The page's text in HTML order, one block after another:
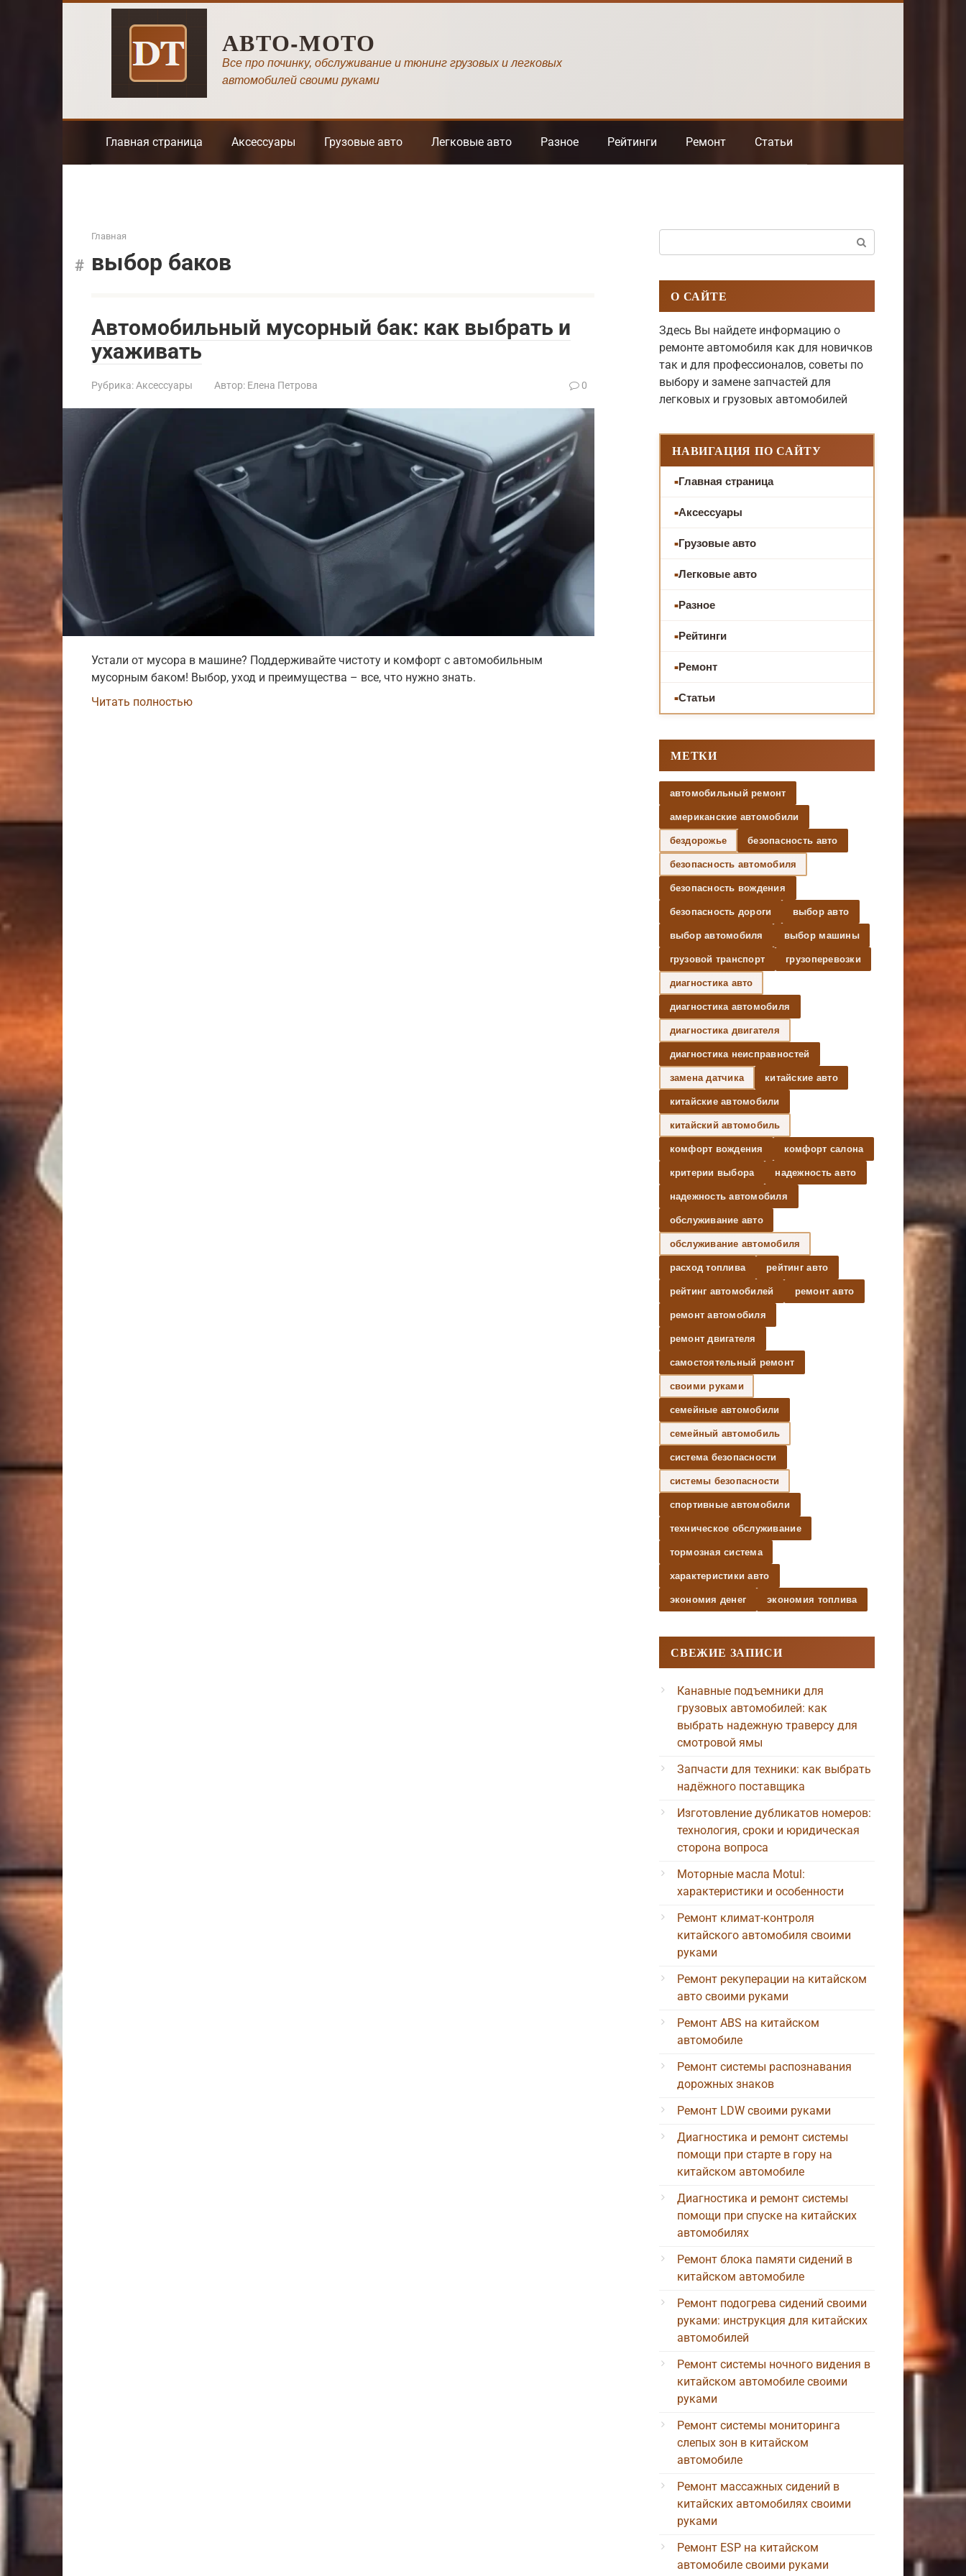
АВТО-МОТО
Все про починку, обслуживание и тюнинг грузовых и легковых
автомобилей своими руками
Главная страница Аксессуары Грузовые авто Легковые авто Разное Рейтинги Ремонт Статьи
Главная
выбор баков
Автомобильный мусорный бак: как выбрать и
ухаживать
Рубрика: Аксессуары Автор: Елена Петрова 0
Устали от мусора в машине? Поддерживайте чистоту и комфорт с автомобильным
мусорным баком! Выбор, уход и преимущества – все, что нужно знать.
Читать полностью
О САЙТЕ
Здесь Вы найдете информацию о
ремонте автомобиля как для новичков
так и для профессионалов, советы по
выбору и замене запчастей для
легковых и грузовых автомобилей
НАВИГАЦИЯ ПО САЙТУ
Главная страница
Аксессуары
Грузовые авто
Легковые авто
Разное
Рейтинги
Ремонт
Статьи
МЕТКИ
автомобильный ремонт
американские автомобили
бездорожье безопасность авто
безопасность автомобиля
безопасность вождения
безопасность дороги выбор авто
выбор автомобиля выбор машины
грузовой транспорт грузоперевозки
диагностика авто
диагностика автомобиля
диагностика двигателя
диагностика неисправностей
замена датчика китайские авто
китайские автомобили
китайский автомобиль
комфорт вождения комфорт салона
критерии выбора надежность авто
надежность автомобиля
обслуживание авто
обслуживание автомобиля
расход топлива рейтинг авто
рейтинг автомобилей ремонт авто
ремонт автомобиля
ремонт двигателя
самостоятельный ремонт
своими руками
семейные автомобили
семейный автомобиль
система безопасности
системы безопасности
спортивные автомобили
техническое обслуживание
тормозная система
характеристики авто
экономия денег экономия топлива
СВЕЖИЕ ЗАПИСИ
Канавные подъемники для
грузовых автомобилей: как
выбрать надежную траверсу для
смотровой ямы
Запчасти для техники: как выбрать
надёжного поставщика
Изготовление дубликатов номеров:
технология, сроки и юридическая
сторона вопроса
Моторные масла Motul:
характеристики и особенности
Ремонт климат-контроля
китайского автомобиля своими
руками
Ремонт рекуперации на китайском
авто своими руками
Ремонт ABS на китайском
автомобиле
Ремонт системы распознавания
дорожных знаков
Ремонт LDW своими руками
Диагностика и ремонт системы
помощи при старте в гору на
китайском автомобиле
Диагностика и ремонт системы
помощи при спуске на китайских
автомобилях
Ремонт блока памяти сидений в
китайском автомобиле
Ремонт подогрева сидений своими
руками: инструкция для китайских
автомобилей
Ремонт системы ночного видения в
китайском автомобиле своими
руками
Ремонт системы мониторинга
слепых зон в китайском
автомобиле
Ремонт массажных сидений в
китайских автомобилях своими
руками
Ремонт ESP на китайском
автомобиле своими руками